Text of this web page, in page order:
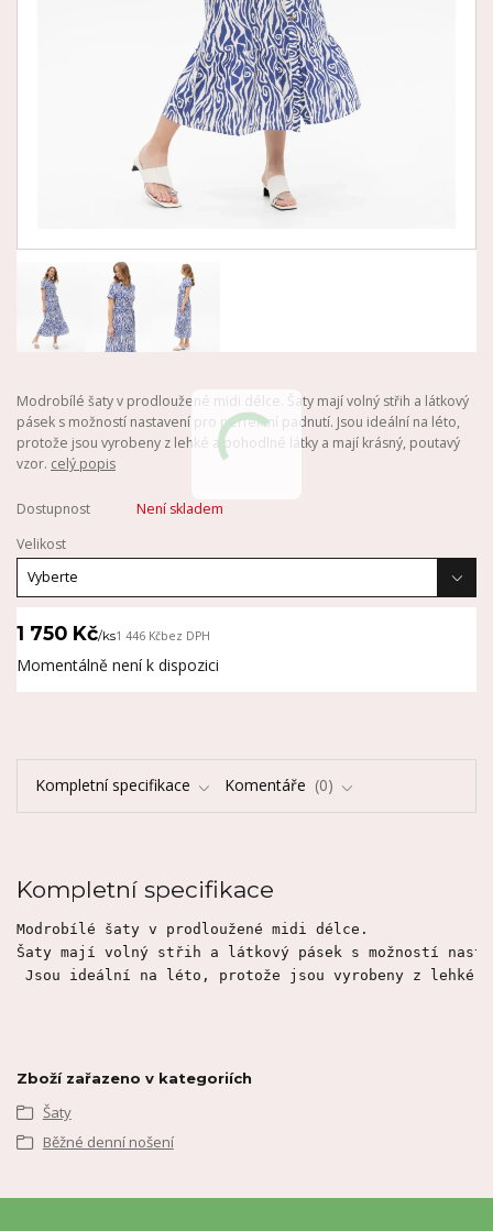
Modrobílé šaty v prodloužené midi délce. Šaty mají volný střih a látkový
pásek s možností nastavení pro perfektní padnutí. Jsou ideální na léto,
protože jsou vyrobeny z lehké a pohodlné látky a mají krásný, poutavý
vzor. celý popis
Dostupnost
Není skladem
Velikost
1 750 Kč/ks1 446 Kčbez DPH
Momentálně není k dispozici
Kompletní specifikace Komentáře 0
Kompletní specifikace
Modrobílé šaty v prodloužené midi délce.
Šaty mají volný střih a látkový pásek s možností
Jsou ideální na léto, protože jsou vyrobeny z lehké
Zboží zařazeno v kategoriích
Šaty
Běžné denní nošení